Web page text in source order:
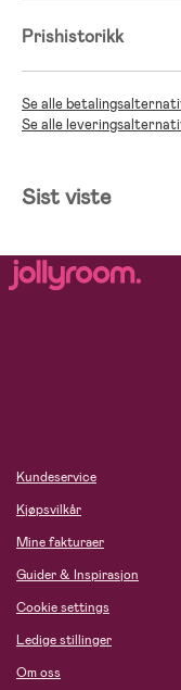
Prishistorikk
Se alle
Se alle
Sist viste
Kundeservice
Kjøpsvilkår
Mine fakturaer
Guider & Inspirasjon
Cookie settings
Ledige stillinger
Om oss